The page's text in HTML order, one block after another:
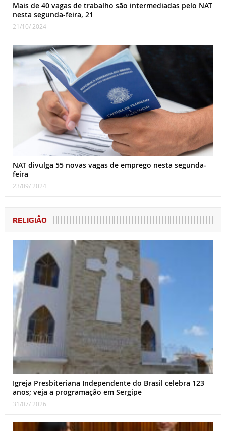
Mais de 40 vagas de trabalho são intermediadas pelo NAT
nesta segunda-feira, 21
21/10/ 2024
NAT divulga 55 novas vagas de emprego nesta segunda-
feira
23/09/ 2024
RELIGIÃO
Igreja Presbiteriana Independente do Brasil celebra 123
anos; veja a programação em Sergipe
31/07/ 2026